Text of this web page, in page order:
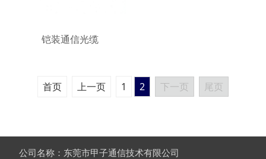
铠装通信光缆
首页 上一页 1 2 下一页 尾页
公司名称：东莞市甲子通信技术有限公司